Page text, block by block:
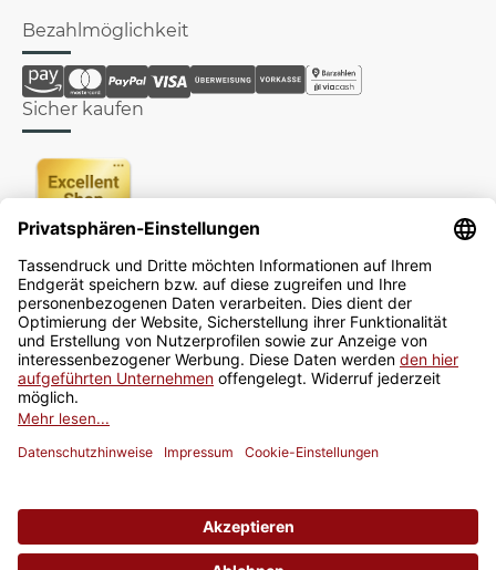
Bezahlmöglichkeit
Sicher kaufen
Newsletter